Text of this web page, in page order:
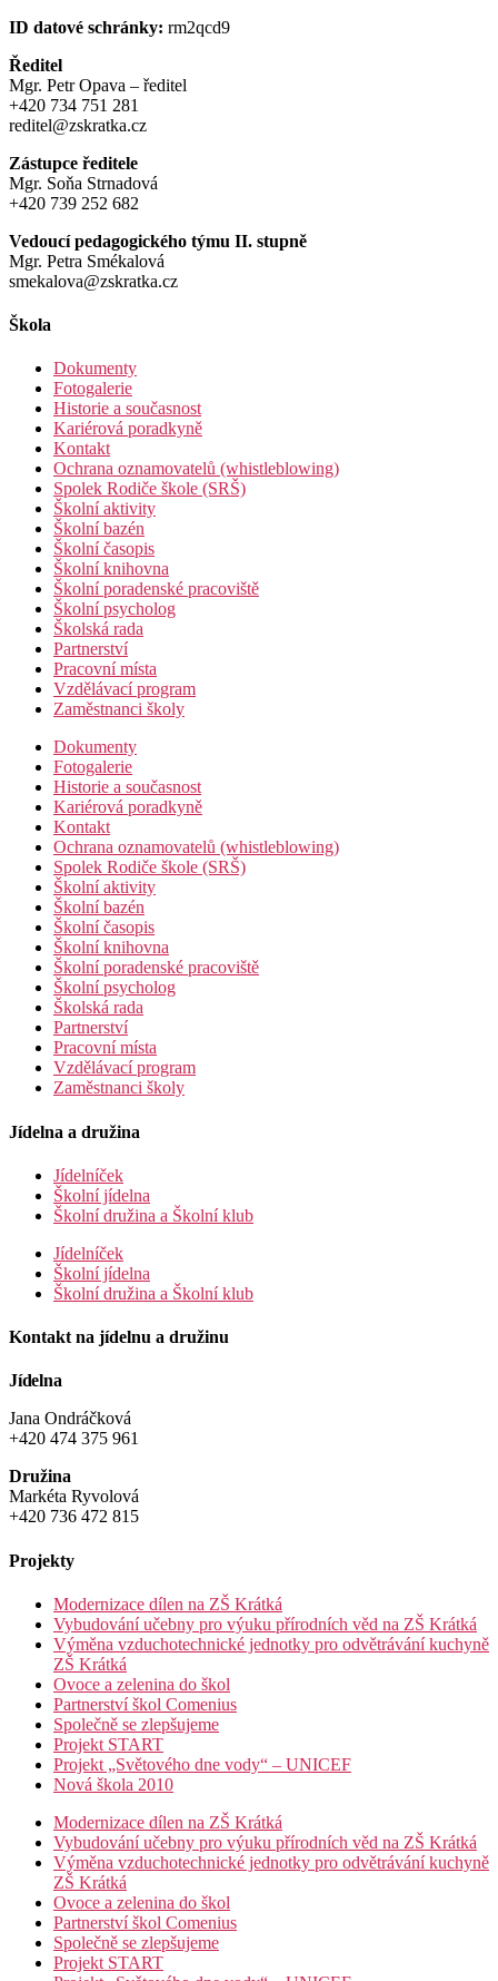
ID datové schránky: rm2qcd9
Ředitel
Mgr. Petr Opava – ředitel
+420 734 751 281
reditel@zskratka.cz
Zástupce ředitele
Mgr. Soňa Strnadová
+420 739 252 682
Vedoucí pedagogického týmu II. stupně
Mgr. Petra Smékalová
smekalova@zskratka.cz
Škola
Dokumenty
Fotogalerie
Historie a současnost
Kariérová poradkyně
Kontakt
Ochrana oznamovatelů (whistleblowing)
Spolek Rodiče škole (SRŠ)
Školní aktivity
Školní bazén
Školní časopis
Školní knihovna
Školní poradenské pracoviště
Školní psycholog
Školská rada
Partnerství
Pracovní místa
Vzdělávací program
Zaměstnanci školy
Dokumenty
Fotogalerie
Historie a současnost
Kariérová poradkyně
Kontakt
Ochrana oznamovatelů (whistleblowing)
Spolek Rodiče škole (SRŠ)
Školní aktivity
Školní bazén
Školní časopis
Školní knihovna
Školní poradenské pracoviště
Školní psycholog
Školská rada
Partnerství
Pracovní místa
Vzdělávací program
Zaměstnanci školy
Jídelna a družina
Jídelníček
Školní jídelna
Školní družina a Školní klub
Jídelníček
Školní jídelna
Školní družina a Školní klub
Kontakt na jídelnu a družinu
Jídelna
Jana Ondráčková
+420 474 375 961
Družina
Markéta Ryvolová
+420 736 472 815
Projekty
Modernizace dílen na ZŠ Krátká
Vybudování učebny pro výuku přírodních věd na ZŠ Krátká
Výměna vzduchotechnické jednotky pro odvětrávání kuchyně
ZŠ Krátká
Ovoce a zelenina do škol
Partnerství škol Comenius
Společně se zlepšujeme
Projekt START
Projekt „Světového dne vody“ – UNICEF
Nová škola 2010
Modernizace dílen na ZŠ Krátká
Vybudování učebny pro výuku přírodních věd na ZŠ Krátká
Výměna vzduchotechnické jednotky pro odvětrávání kuchyně
ZŠ Krátká
Ovoce a zelenina do škol
Partnerství škol Comenius
Společně se zlepšujeme
Projekt START